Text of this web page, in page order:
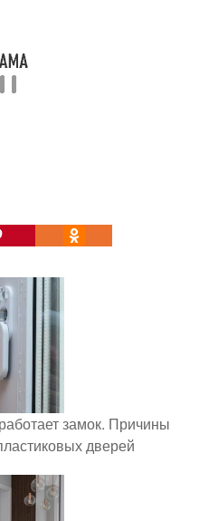
замок. Причины
дверей